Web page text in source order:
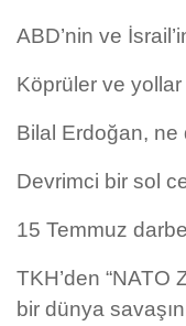
ABD’nin ve
Köprüler ve yollar
Bilal Erdoğan, ne
Devrimci bir sol
15 Temmuz
TKH’den “NATO
bir dünya